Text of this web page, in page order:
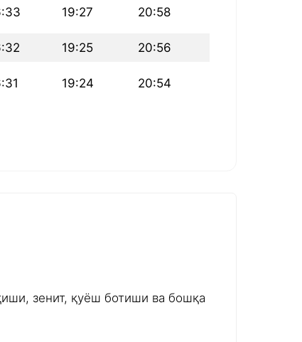
19:27 20:58
19:25 20:56
19:24 20:54
зенит, қуёш ботиши ва бошқа